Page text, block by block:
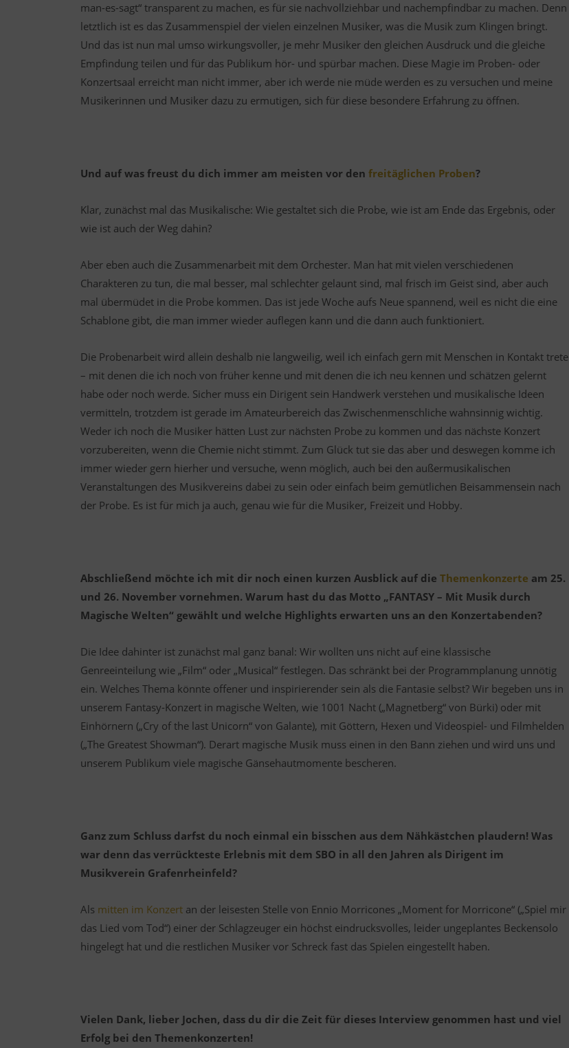
man-es-sagt“ transparent zu machen, es für sie nachvollziehbar und nachempfindbar zu machen. Denn
letztlich ist es das Zusammenspiel der vielen einzelnen Musiker, was die Musik zum Klingen bringt.
Und das ist nun mal umso wirkungsvoller, je mehr Musiker den gleichen Ausdruck und die gleiche
Empfindung teilen und für das Publikum hör- und spürbar machen. Diese Magie im Proben- oder
Konzertsaal erreicht man nicht immer, aber ich werde nie müde werden es zu versuchen und meine
Musikerinnen und Musiker dazu zu ermutigen, sich für diese besondere Erfahrung zu öffnen.
Und auf was freust du dich immer am meisten vor den freitäglichen Proben?
Klar, zunächst mal das Musikalische: Wie gestaltet sich die Probe, wie ist am Ende das Ergebnis, oder
wie ist auch der Weg dahin?
Aber eben auch die Zusammenarbeit mit dem Orchester. Man hat mit vielen verschiedenen
Charakteren zu tun, die mal besser, mal schlechter gelaunt sind, mal frisch im Geist sind, aber auch
mal übermüdet in die Probe kommen. Das ist jede Woche aufs Neue spannend, weil es nicht die eine
Schablone gibt, die man immer wieder auflegen kann und die dann auch funktioniert.
Die Probenarbeit wird allein deshalb nie langweilig, weil ich einfach gern mit Menschen in Kontakt trete
– mit denen die ich noch von früher kenne und mit denen die ich neu kennen und schätzen gelernt
habe oder noch werde. Sicher muss ein Dirigent sein Handwerk verstehen und musikalische Ideen
vermitteln, trotzdem ist gerade im Amateurbereich das Zwischenmenschliche wahnsinnig wichtig.
Weder ich noch die Musiker hätten Lust zur nächsten Probe zu kommen und das nächste Konzert
vorzubereiten, wenn die Chemie nicht stimmt. Zum Glück tut sie das aber und deswegen komme ich
immer wieder gern hierher und versuche, wenn möglich, auch bei den außermusikalischen
Veranstaltungen des Musikvereins dabei zu sein oder einfach beim gemütlichen Beisammensein nach
der Probe. Es ist für mich ja auch, genau wie für die Musiker, Freizeit und Hobby.
Abschließend möchte ich mit dir noch einen kurzen Ausblick auf die Themenkonzerte am 25.
und 26. November vornehmen. Warum hast du das Motto „FANTASY – Mit Musik durch
Magische Welten“ gewählt und welche Highlights erwarten uns an den Konzertabenden?
Die Idee dahinter ist zunächst mal ganz banal: Wir wollten uns nicht auf eine klassische
Genreeinteilung wie „Film“ oder „Musical“ festlegen. Das schränkt bei der Programmplanung unnötig
ein. Welches Thema könnte offener und inspirierender sein als die Fantasie selbst? Wir begeben uns in
unserem Fantasy-Konzert in magische Welten, wie 1001 Nacht („Magnetberg“ von Bürki) oder mit
Einhörnern („Cry of the last Unicorn“ von Galante), mit Göttern, Hexen und Videospiel- und Filmhelden
(„The Greatest Showman“). Derart magische Musik muss einen in den Bann ziehen und wird uns und
unserem Publikum viele magische Gänsehautmomente bescheren.
Ganz zum Schluss darfst du noch einmal ein bisschen aus dem Nähkästchen plaudern! Was
war denn das verrückteste Erlebnis mit dem SBO in all den Jahren als Dirigent im
Musikverein Grafenrheinfeld?
Als mitten im Konzertan der leisesten Stelle von Ennio Morricones „Moment for Morricone“ („Spiel mir
das Lied vom Tod“) einer der Schlagzeuger ein höchst eindrucksvolles, leider ungeplantes Beckensolo
hingelegt hat und die restlichen Musiker vor Schreck fast das Spielen eingestellt haben.
Vielen Dank, lieber Jochen, dass du dir die Zeit für dieses Interview genommen hast und viel
Erfolg bei den Themenkonzerten!